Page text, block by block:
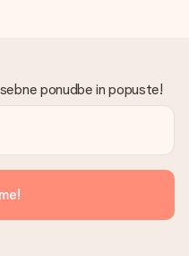
ponudbe in popuste!